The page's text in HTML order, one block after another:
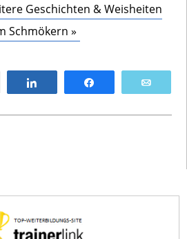
Geschichten & Weisheiten
Schmökern »